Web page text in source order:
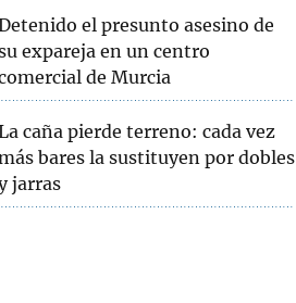
el presunto asesino de
expareja en un centro
de Murcia
caña pierde terreno: cada vez
bares la sustituyen por dobles
jarras